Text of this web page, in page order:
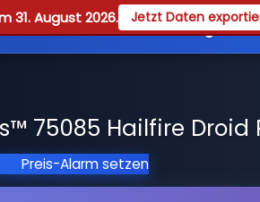
August 2026. Jetzt Daten
Guides
75085 Hailfire
Preis-Alarm setzen